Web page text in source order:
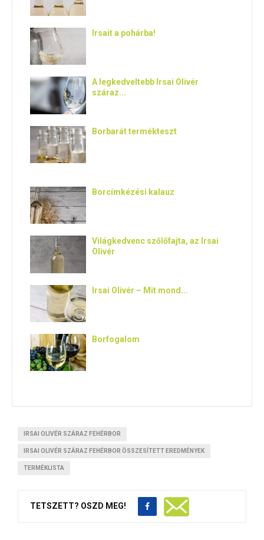
Irsait a pohárba!
A legkedveltebb Irsai Olivér
száraz...
Borbarát termékteszt
Borcímkézési kalauz
Világkedvenc szőlőfajta, az Irsai
Olivér
Irsai Olivér – Mit mond...
Borfogalom
IRSAI OLIVÉR SZÁRAZ FEHÉRBOR
IRSAI OLIVÉR SZÁRAZ FEHÉRBOR ÖSSZESÍTETT EREDMÉNYEK
TERMÉKLISTA
TETSZETT? OSZD MEG!